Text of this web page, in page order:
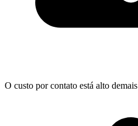
O custo por contato está alto demais